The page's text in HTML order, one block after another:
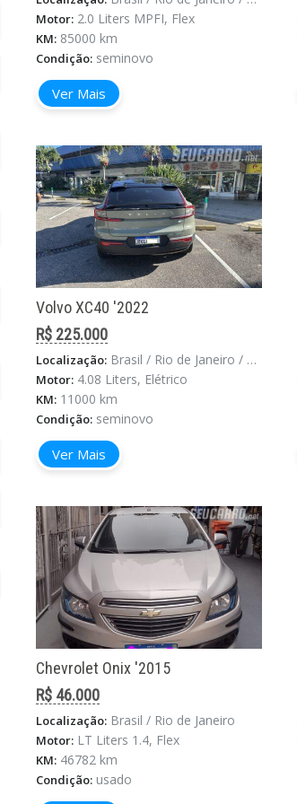
Motor: 2.0 Liters MPFI, Flex
KM: 85000 km
Condição: seminovo
Ver Mais
Volvo XC40 '2022
R$ 225.000
Localização: Brasil / Rio de Janeiro / Rio De Janeiro
Motor: 4.08 Liters, Elétrico
KM: 11000 km
Condição: seminovo
Ver Mais
Chevrolet Onix '2015
R$ 46.000
Localização: Brasil / Rio de Janeiro
Motor: LT Liters 1.4, Flex
KM: 46782 km
Condição: usado